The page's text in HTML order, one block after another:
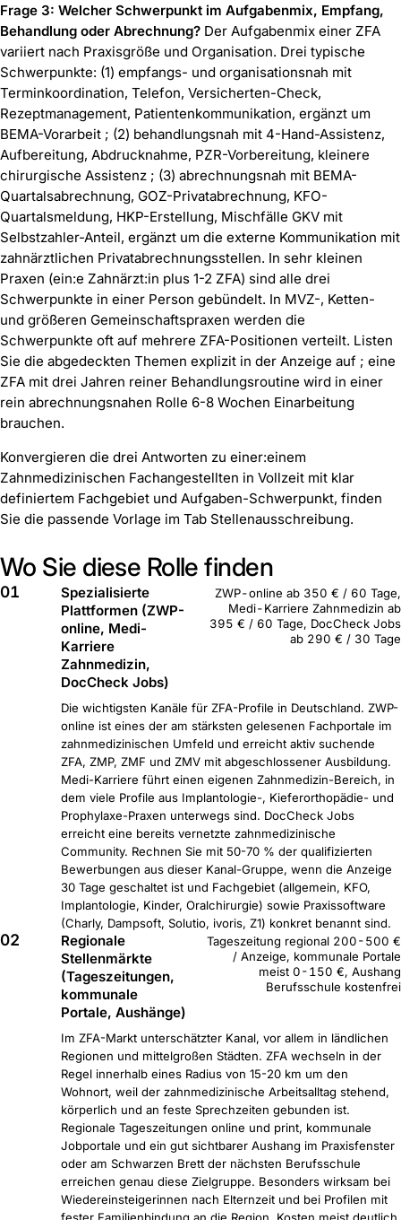
Frage 3: Welcher Schwerpunkt im Aufgabenmix, Empfang,
Behandlung oder Abrechnung? Der Aufgabenmix einer ZFA
variiert nach Praxisgröße und Organisation. Drei typische
Schwerpunkte: (1) empfangs- und organisationsnah mit
Terminkoordination, Telefon, Versicherten-Check,
Rezeptmanagement, Patientenkommunikation, ergänzt um
BEMA-Vorarbeit ; (2) behandlungsnah mit 4-Hand-Assistenz,
Aufbereitung, Abdrucknahme, PZR-Vorbereitung, kleinere
chirurgische Assistenz ; (3) abrechnungsnah mit BEMA-
Quartalsabrechnung, GOZ-Privatabrechnung, KFO-
Quartalsmeldung, HKP-Erstellung, Mischfälle GKV mit
Selbstzahler-Anteil, ergänzt um die externe Kommunikation mit
zahnärztlichen Privatabrechnungsstellen. In sehr kleinen
Praxen (ein:e Zahnärzt:in plus 1-2 ZFA) sind alle drei
Schwerpunkte in einer Person gebündelt. In MVZ-, Ketten-
und größeren Gemeinschaftspraxen werden die
Schwerpunkte oft auf mehrere ZFA-Positionen verteilt. Listen
Sie die abgedeckten Themen explizit in der Anzeige auf ; eine
ZFA mit drei Jahren reiner Behandlungsroutine wird in einer
rein abrechnungsnahen Rolle 6-8 Wochen Einarbeitung
brauchen.
Konvergieren die drei Antworten zu einer:einem
Zahnmedizinischen Fachangestellten in Vollzeit mit klar
definiertem Fachgebiet und Aufgaben-Schwerpunkt, finden
Sie die passende Vorlage im Tab Stellenausschreibung.
Wo Sie diese Rolle finden
01
Spezialisierte
Plattformen (ZWP-
online, Medi-
Karriere
Zahnmedizin,
DocCheck Jobs)
ZWP-online ab 350 € / 60 Tage,
Medi-Karriere Zahnmedizin ab
395 € / 60 Tage, DocCheck Jobs
ab 290 € / 30 Tage
Die wichtigsten Kanäle für ZFA-Profile in Deutschland. ZWP-
online ist eines der am stärksten gelesenen Fachportale im
zahnmedizinischen Umfeld und erreicht aktiv suchende
ZFA, ZMP, ZMF und ZMV mit abgeschlossener Ausbildung.
Medi-Karriere führt einen eigenen Zahnmedizin-Bereich, in
dem viele Profile aus Implantologie-, Kieferorthopädie- und
Prophylaxe-Praxen unterwegs sind. DocCheck Jobs
erreicht eine bereits vernetzte zahnmedizinische
Community. Rechnen Sie mit 50-70 % der qualifizierten
Bewerbungen aus dieser Kanal-Gruppe, wenn die Anzeige
30 Tage geschaltet ist und Fachgebiet (allgemein, KFO,
Implantologie, Kinder, Oralchirurgie) sowie Praxissoftware
(Charly, Dampsoft, Solutio, ivoris, Z1) konkret benannt sind.
02
Regionale
Stellenmärkte
(Tageszeitungen,
kommunale
Portale, Aushänge)
Tageszeitung regional 200-500 €
/ Anzeige, kommunale Portale
meist 0-150 €, Aushang
Berufsschule kostenfrei
Im ZFA-Markt unterschätzter Kanal, vor allem in ländlichen
Regionen und mittelgroßen Städten. ZFA wechseln in der
Regel innerhalb eines Radius von 15-20 km um den
Wohnort, weil der zahnmedizinische Arbeitsalltag stehend,
körperlich und an feste Sprechzeiten gebunden ist.
Regionale Tageszeitungen online und print, kommunale
Jobportale und ein gut sichtbarer Aushang im Praxisfenster
oder am Schwarzen Brett der nächsten Berufsschule
erreichen genau diese Zielgruppe. Besonders wirksam bei
Wiedereinsteigerinnen nach Elternzeit und bei Profilen mit
fester Familienbindung an die Region. Kosten meist deutlich